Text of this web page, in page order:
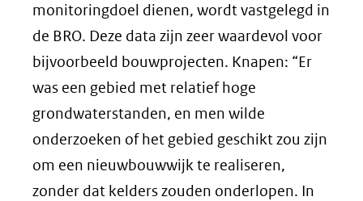
monitoringdoel dienen, wordt vastgelegd in
de BRO. Deze data zijn zeer waardevol voor
bijvoorbeeld bouwprojecten. Knapen: “Er
was een gebied met relatief hoge
grondwaterstanden, en men wilde
onderzoeken of het gebied geschikt zou zijn
om een nieuwbouwwijk te realiseren,
zonder dat kelders zouden onderlopen. In